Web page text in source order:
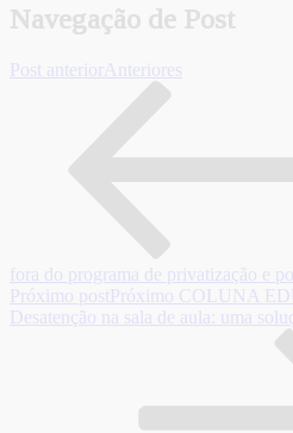
Navegação de Post
Post anterior Anteriores
fora do programa de privatização e
Próximo post Próximo COLUNA
Desatenção na sala de aula: uma